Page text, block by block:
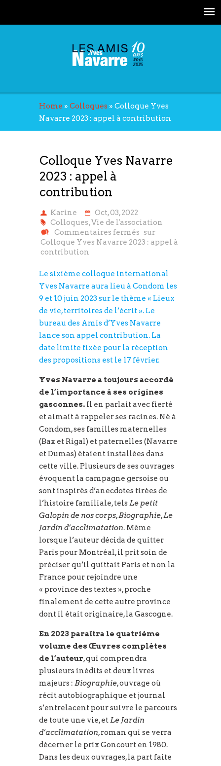
Home » Colloques » Colloque Yves
Navarre 2023 : appel à contribution
Colloque Yves Navarre
2023 : appel à
contribution
Karine
Oct, 03, 2022
Colloques,Vie de l'association
Commentaires fermés sur
Colloque Yves Navarre 2023 : appel à
contribution
Le sixième colloque international
Yves Navarre aura lieu à Condom les
9 et 10 juin 2023 sur le thème « Lieux
de vie, territoires de l’écrit ». Le
bureau des Amis d’Yves Navarre
lance son appel contribution. La
date limite fixée pour la réception
des propositions est le 17 février.
Yves Navarre a toujours accordé
de l’importance à ses origines
gasconnes. Il en parlait avec fierté
et aimait à rappeler ses racines. Né à
Condom, ses familles maternelles
(Bax et Rigal) et paternelles (Navarre
et Dumas) étaient installées dans
cette ville. Plusieurs de ses ouvrages
évoquent la campagne gersoise ou
sont inspirés d’anecdotes tirées de
l’histoire familiale, tels Le petit
Galopin de nos corps,Biographie,Le
Jardin d’acclimatation. Même
lorsque l’auteur décida de quitter
Paris pour Montréal, il prit soin de
préciser qu’il quittait Paris et non la
France pour rejoindre une
« province des textes », proche
finalement de cette autre province
dont il était originaire, la Gascogne.
En 2023 paraîtra le quatrième
volume des Œuvres complètes
de l’auteur, qui comprendra
plusieurs inédits et deux livres
majeurs : Biographie, ouvrage où
récit autobiographique et journal
s’entrelacent pour suivre le parcours
de toute une vie, etLe Jardin
d’acclimatation, roman qui se verra
décerner le prix Goncourt en 1980.
Dans les deux ouvrages, la part faite